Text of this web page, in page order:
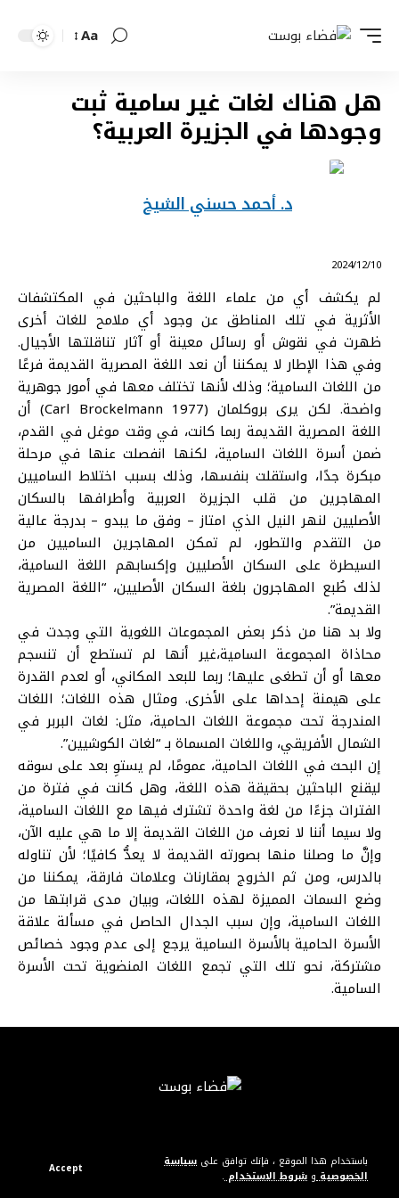
باستخدام هذا الموقع ، فإنك توافق على سياسة
الخصوصيةو شروط الاستخدام.
Accept
Font
Aa
هل هناك لغات غير سامية ثبت
وجودها في الجزيرة العربية؟
⠀ 2024/12/10
د. أحمد حسني الشيخ
لم يكشف أي من علماء اللغة والباحثين في المكتشفات
الأثرية في تلك المناطق عن وجود أي ملامح للغات أخرى
ظهرت في نقوش أو رسائل معينة أو آثار تناقلتها الأجيال.
وفي هذا الإطار لا يمكننا أن نعد اللغة المصرية القديمة فرعًا
من اللغات السامية؛ وذلك لأنها تختلف معها في أمور جوهرية
واضحة. لكن يرى بروكلمان (Carl Brockelmann 1977) أن
اللغة المصرية القديمة ربما كانت، في وقت موغل في القدم،
ضمن أسرة اللغات السامية، لكنها انفصلت عنها في مرحلة
مبكرة جدًا، واستقلت بنفسها، وذلك بسبب اختلاط الساميين
المهاجرين من قلب الجزيرة العربية وأطرافها بالسكان
الأصليين لنهر النيل الذي امتاز – وفق ما يبدو – بدرجة عالية
من التقدم والتطور، لم تمكن المهاجرين الساميين من
السيطرة على السكان الأصليين وإكسابهم اللغة السامية،
لذلك طُبع المهاجرون بلغة السكان الأصليين، “اللغة المصرية
القديمة”.
ولا بد هنا من ذكر بعض المجموعات اللغوية التي وجدت في
محاذاة المجموعة السامية،غير أنها لم تستطع أن تنسجم
معها أو أن تطغى عليها؛ ربما للبعد المكاني، أو لعدم القدرة
على هيمنة إحداها على الأخرى. ومثال هذه اللغات؛ اللغات
المندرجة تحت مجموعة اللغات الحامية، مثل: لغات البربر في
الشمال الأفريقي، واللغات المسماة بـ “لغات الكوشيين”.
إن البحث في اللغات الحامية، عمومًا، لم يستوِ بعد على سوقه
ليقنع الباحثين بحقيقة هذه اللغة، وهل كانت في فترة من
الفترات جزءًا من لغة واحدة تشترك فيها مع اللغات السامية،
ولا سيما أننا لا نعرف من اللغات القديمة إلا ما هي عليه الآن،
وإنَّ ما وصلنا منها بصورته القديمة لا يعدُّ كافيًا؛ لأن تناوله
بالدرس، ومن ثم الخروج بمقارنات وعلامات فارقة، يمكننا من
وضع السمات المميزة لهذه اللغات، وبيان مدى قرابتها من
اللغات السامية، وإن سبب الجدال الحاصل في مسألة علاقة
الأسرة الحامية بالأسرة السامية يرجع إلى عدم وجود خصائص
مشتركة، نحو تلك التي تجمع اللغات المنضوية تحت الأسرة
السامية.